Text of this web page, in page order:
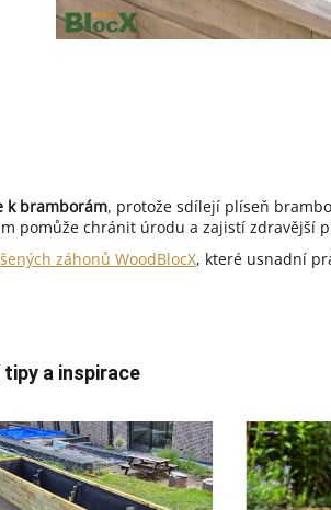
k bramborám, protože sdílejí plíseň
pomůže chránit úrodu a zajistí zdravější
záhonů WoodBlocX, které usnadní
tipy a inspirace